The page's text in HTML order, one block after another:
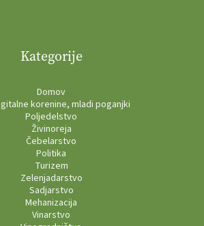
Kategorije
Domov
korenine, mladi poganjki
Poljedelstvo
Živinoreja
Čebelarstvo
Politika
Turizem
Zelenjadarstvo
Sadjarstvo
Mehanizacija
Vinarstvo